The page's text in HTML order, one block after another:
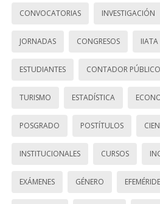
CONVOCATORIAS INVESTIGACIÓN
JORNADAS CONGRESOS IIATA
ESTUDIANTES CONTADOR PÚBLICO
TURISMO ESTADÍSTICA
POSGRADO POSTÍTULOS
INSTITUCIONALES CURSOS
EXÁMENES GÉNERO